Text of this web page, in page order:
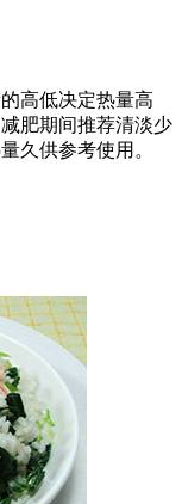
高低决定热量高
肥期间推荐清淡少
久供参考使用。